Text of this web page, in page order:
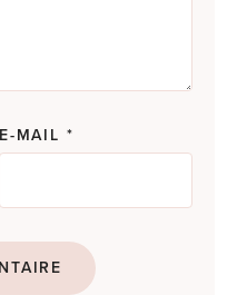
E-MAIL *